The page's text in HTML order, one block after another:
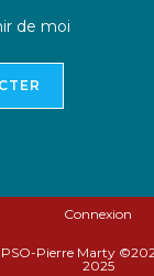
de moi
Connexion
IPSO-Pierre Marty
2025